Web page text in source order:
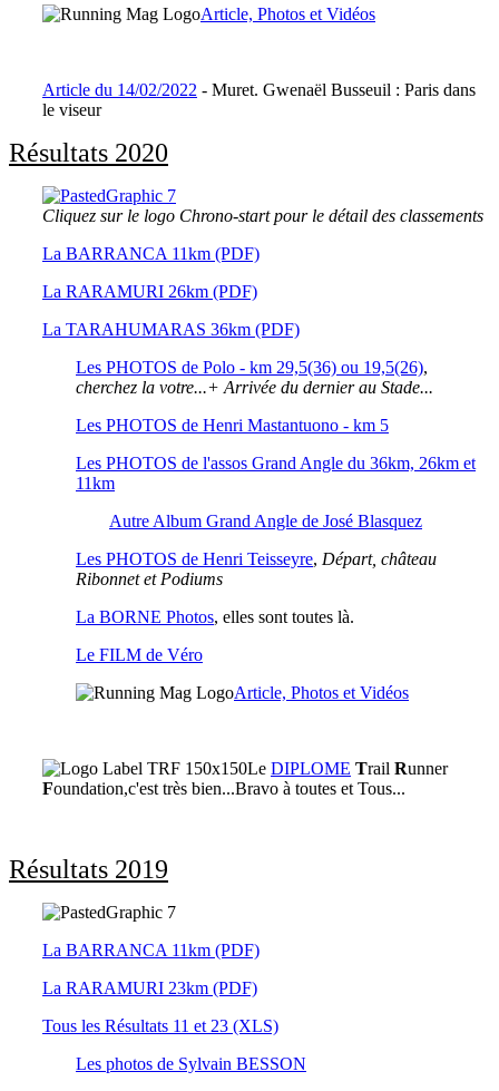
Article, Photos et Vidéos
Article du 14/02/2022 - Muret. Gwenaël Busseuil : Paris dans
le viseur
Résultats 2020
Cliquez sur le logo Chrono-start pour le détail des classements
La BARRANCA 11km (PDF)
La RARAMURI 26km (PDF)
La TARAHUMARAS 36km (PDF)
Les PHOTOS de Polo - km 29,5(36) ou 19,5(26),
cherchez la votre...+ Arrivée du dernier au Stade...
Les PHOTOS de Henri Mastantuono - km 5
Les PHOTOS de l'assos Grand Angle du 36km, 26km et
11km
Autre Album Grand Angle de José Blasquez
Les PHOTOS de Henri Teisseyre, Départ, château
Ribonnet et Podiums
La BORNE Photos, elles sont toutes là.
Le FILM de Véro
Article, Photos et Vidéos
Le DIPLOME Trail Runner
Foundation,c'est très bien...Bravo à toutes et Tous...
Résultats 2019
La BARRANCA 11km (PDF)
La RARAMURI 23km (PDF)
Tous les Résultats 11 et 23 (XLS)
Les photos de Sylvain BESSON